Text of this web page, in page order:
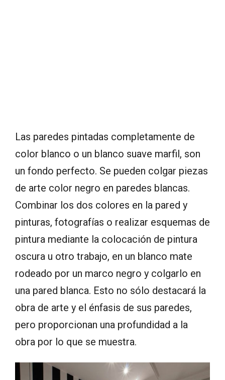
Las paredes pintadas completamente de
color blanco o un blanco suave marfil, son
un fondo perfecto. Se pueden colgar piezas
de arte color negro en paredes blancas.
Combinar los dos colores en la pared y
pinturas, fotografías o realizar esquemas de
pintura mediante la colocación de pintura
oscura u otro trabajo, en un blanco mate
rodeado por un marco negro y colgarlo en
una pared blanca. Esto no sólo destacará la
obra de arte y el énfasis de sus paredes,
pero proporcionan una profundidad a la
obra por lo que se muestra.